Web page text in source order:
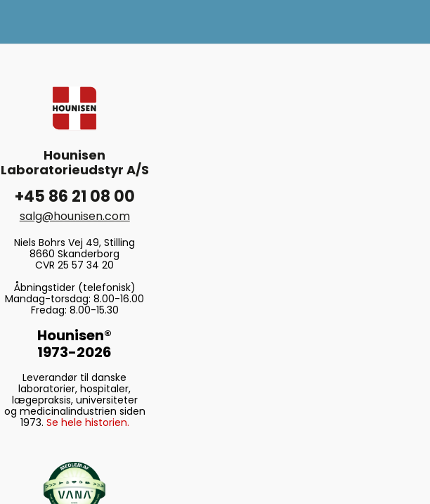
Hounisen
Laboratorieudstyr A/S
+45 86 21 08 00
salg@hounisen.com
Niels Bohrs Vej 49, Stilling
8660 Skanderborg
CVR 25 57 34 20
Åbningstider (telefonisk)
Mandag-torsdag: 8.00-16.00
Fredag: 8.00-15.30
Hounisen®
1973-2026
Leverandør til danske
laboratorier, hospitaler,
lægepraksis, universiteter
og medicinalindustrien siden
1973. Se hele historien.